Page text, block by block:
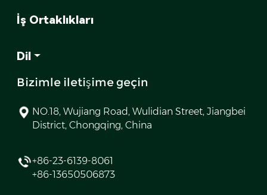
İş Ortaklıkları
Dil
Bizimle iletişime geçin
NO.18, Wujiang Road, Wulidian Street, Jiangbei
District, Chongqing, China
+86-23-6139-8061
+86-13650506873